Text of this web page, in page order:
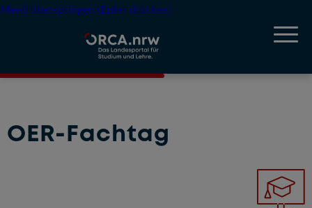
Menü überspringen (Enter drücken)
OER-Fachtag